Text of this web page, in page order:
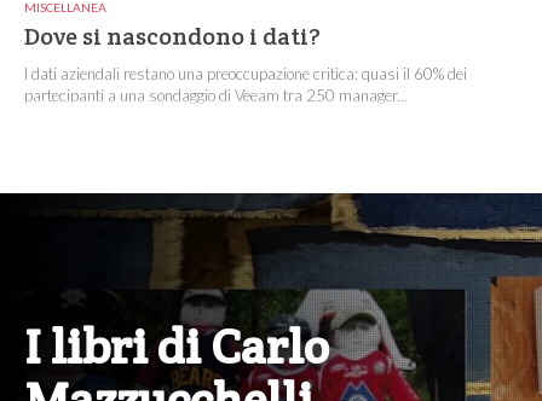
MISCELLANEA
Dove si nascondono i dati?
I dati aziendali restano una preoccupazione critica: quasi il 60% dei
partecipanti a una sondaggio di Veeam tra 250 manager...
I libri di Carlo